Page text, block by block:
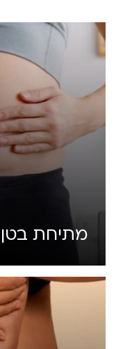
מתיחת בטן